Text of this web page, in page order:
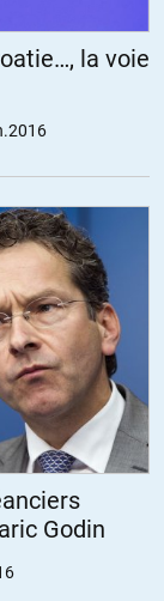
la voie
Godin